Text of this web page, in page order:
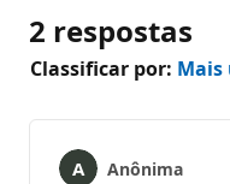
2 respostas
Classificar por:
Anônima